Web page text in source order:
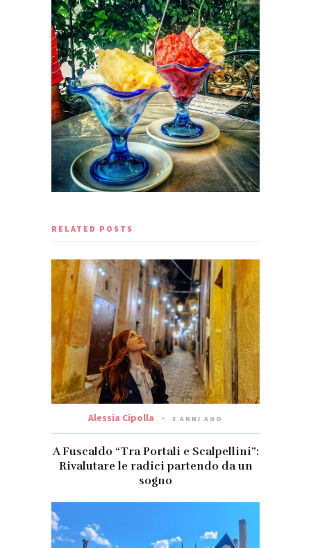
RELATED POSTS
Alessia Cipolla 3 ANNI AGO
A Fuscaldo “Tra Portali e Scalpellini”:
Rivalutare le radici partendo da un
sogno